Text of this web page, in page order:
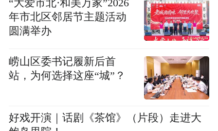
“大爱市北·和美万家”2026
年市北区邻居节主题活动
圆满举办
崂山区委书记履新后首
站，为何选择这座“城”？
好戏开演｜话剧《茶馆》（片段）走进大